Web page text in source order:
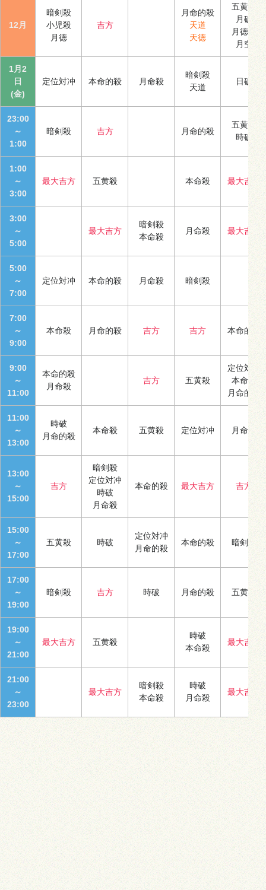
12月
暗剣殺
小児殺
月徳
吉方
月命的殺
天道
天徳
五黄殺
月破
月徳合
月空
1月2
日
(金)
定位対冲 本命的殺 月命殺
暗剣殺
天道
日破
23:00
～
1:00
暗剣殺 吉方 月命的殺
五黄殺
時破
1:00
～
3:00
最大吉方 五黄殺 本命殺 最大吉方
3:00
～
5:00
最大吉方
暗剣殺
本命殺
月命殺 最大吉方
5:00
～
7:00
定位対冲 本命的殺 月命殺 暗剣殺
7:00
～
9:00
本命殺 月命的殺 吉方 吉方 本命的殺
9:00
～
11:00
本命的殺
月命殺
吉方 五黄殺
定位対冲
本命殺
月命的殺
11:00
～
13:00
時破
月命的殺
本命殺 五黄殺 定位対冲 月命殺
13:00
～
15:00
吉方
暗剣殺
定位対冲
時破
月命殺
本命的殺 最大吉方 吉方
15:00
～
17:00
五黄殺 時破
定位対冲
月命的殺
本命的殺 暗剣殺
17:00
～
19:00
暗剣殺 吉方 時破 月命的殺 五黄殺
19:00
～
21:00
最大吉方 五黄殺
時破
本命殺
最大吉方
21:00
～
23:00
最大吉方
暗剣殺
本命殺
時破
月命殺
最大吉方